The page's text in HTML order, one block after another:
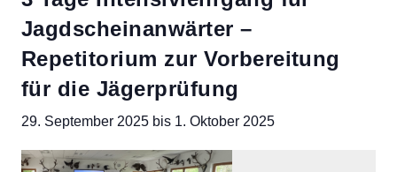
Jagdscheinanwärter –
Repetitorium zur Vorbereitung
für die Jägerprüfung
29. September 2025 bis 1. Oktober 2025